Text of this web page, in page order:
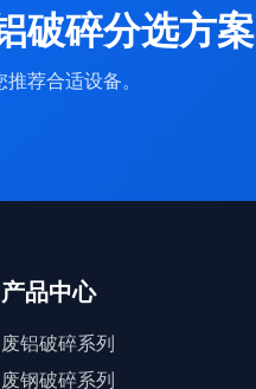
破碎分选方案
荐合适设备。
产品中心
废铝破碎系列
废钢破碎系列